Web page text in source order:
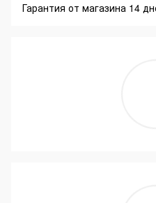
Гарантия от магазина 14